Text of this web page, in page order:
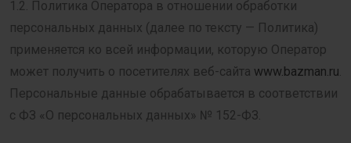
1.2. Политика Оператора в отношении обработки
персональных данных (далее по тексту — Политика)
применяется ко всей информации, которую Оператор
может получить о посетителях веб-сайта www.bazman.ru.
Персональные данные обрабатывается в соответствии
с ФЗ «О персональных данных» № 152-ФЗ.